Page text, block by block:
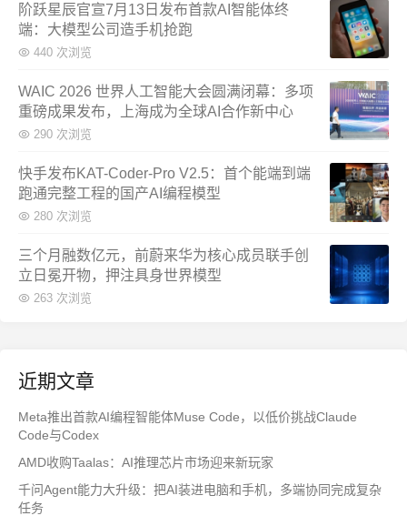
阶跃星辰官宣7月13日发布首款AI智能体终
端：大模型公司造手机抢跑
440 次浏览
WAIC 2026 世界人工智能大会圆满闭幕：多项
重磅成果发布，上海成为全球AI合作新中心
290 次浏览
快手发布KAT-Coder-Pro V2.5：首个能端到端
跑通完整工程的国产AI编程模型
280 次浏览
三个月融数亿元，前蔚来华为核心成员联手创
立日冕开物，押注具身世界模型
263 次浏览
近期文章
Meta推出首款AI编程智能体Muse Code，以低价挑战Claude
Code与Codex
AMD收购Taalas：AI推理芯片市场迎来新玩家
千问Agent能力大升级：把AI装进电脑和手机，多端协同完成复杂
任务